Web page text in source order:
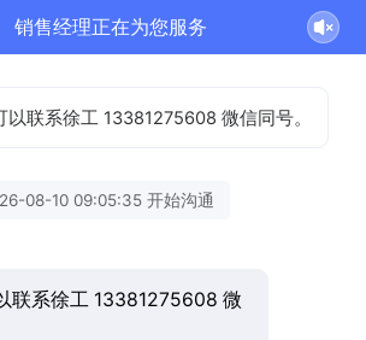
销售经理正在为您服务
联系徐工 13381275608 微信同号。
08-10 09:05:35 开始沟通
联系徐工 13381275608 微